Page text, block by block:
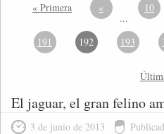
« Primera «
...
10
191 192 193
El jaguar, el gran felino
3 de junio de 2013